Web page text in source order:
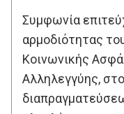
Συμφωνία
αρμοδιότητας
Κοινωνικής
Αλληλεγγύης,